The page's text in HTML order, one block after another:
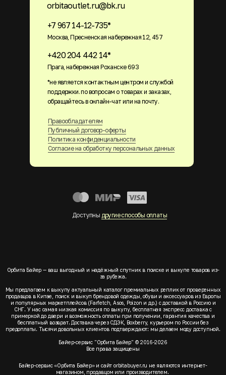
+7 967 14-12-735*
Москва, Пресненская набережная 12, 457
+420 204 442 14*
Прага, набережная Роханске 693
orbitaoutlet.ru@bk.ru
Правообладателям
Публичный договор-оферты
Политика конфиденциальности
Согласие на обработку персональных данных
Доступны другие способы оплаты
*не является контактным центром и службой
поддержки. по вопросам о товарах и заказах,
обращайтесь в онлайн-чат или на почту.
Орбита Байер — ваш выгодный и надёжный спутник в поиске и выкупе товаров из-
за рубежа.
Мы предлагаем к выкупу актуальный каталог премиальных реплик от проверенных
продавцов в Китае, поиск и выкуп брендовой одежды, обуви и аксессуаров из Европы
и популярных маркетплейсов (Farfetch, Asos, Poizon и др.) с доставкой в Россию и
СНГ. У нас самая низкая комиссия по выкупу, бесплатная экспресс доставка с
примеркой до двери и возможность оплаты при получении, гарантия качества и
бесплатный возврат. Доставка через СДЭК, Boxberry, курьером по России без
предоплаты. Тысячи довольных клиентов подтверждают: мы делаем моду доступной.
Байер-сервис "Орбита Байер" © 2016-2026
Все права защищены
Байер-сервис «Орбита Байер» и сайт orbitabuyer.ru не являются интернет-
магазином, продавцом или производителем.